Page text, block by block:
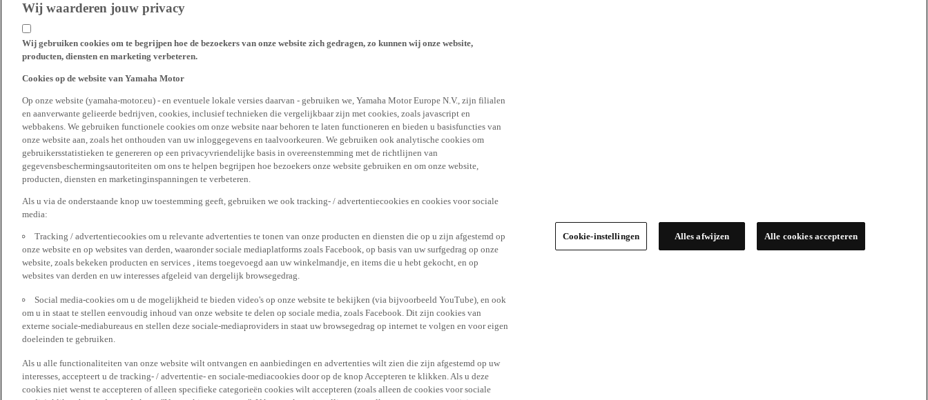
Wij waarderen jouw privacy
Wij gebruiken cookies om te begrijpen hoe de bezoekers van onze website zich gedragen, zo kunnen wij onze website,
producten, diensten en marketing verbeteren.
Cookies op de website van Yamaha Motor
Op onze website (yamaha-motor.eu) - en eventuele lokale versies daarvan - gebruiken we, Yamaha Motor Europe N.V., zijn filialen
en aanverwante gelieerde bedrijven, cookies, inclusief technieken die vergelijkbaar zijn met cookies, zoals javascript en
webbakens. We gebruiken functionele cookies om onze website naar behoren te laten functioneren en bieden u basisfuncties van
onze website aan, zoals het onthouden van uw inloggegevens en taalvoorkeuren. We gebruiken ook analytische cookies om
gebruikersstatistieken te genereren op een privacyvriendelijke basis in overeenstemming met de richtlijnen van
gegevensbeschermingsautoriteiten om ons te helpen begrijpen hoe bezoekers onze website gebruiken en om onze website,
producten, diensten en marketinginspanningen te verbeteren.
Als u via de onderstaande knop uw toestemming geeft, gebruiken we ook tracking- / advertentiecookies en cookies voor sociale
media:
Tracking / advertentiecookies om u relevante advertenties te tonen van onze producten en diensten die op u zijn afgestemd op
onze website en op websites van derden, waaronder sociale mediaplatforms zoals Facebook, op basis van uw surfgedrag op onze
website, zoals bekeken producten en services , items toegevoegd aan uw winkelmandje, en items die u hebt gekocht, en op
websites van derden en uw interesses afgeleid van dergelijk browsegedrag.
Social media-cookies om u de mogelijkheid te bieden video's op onze website te bekijken (via bijvoorbeeld YouTube), en ook
om u in staat te stellen eenvoudig inhoud van onze website te delen op sociale media, zoals Facebook. Dit zijn cookies van
externe sociale-mediabureaus en stellen deze sociale-mediaproviders in staat uw browsegedrag op internet te volgen en voor eigen
doeleinden te gebruiken.
Als u alle functionaliteiten van onze website wilt ontvangen en aanbiedingen en advertenties wilt zien die zijn afgestemd op uw
interesses, accepteert u de tracking- / advertentie- en sociale-mediacookies door op de knop Accepteren te klikken. Als u deze
cookies niet wenst te accepteren of alleen specifieke categorieën cookies wilt accepteren (zoals alleen de cookies voor sociale
Cookie-instellingen Alles afwijzen Alle cookies accepteren